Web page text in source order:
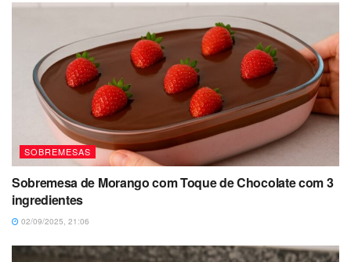
SOBREMESAS
Sobremesa de Morango com Toque de Chocolate com 3
ingredientes
02/09/2025, 21:06